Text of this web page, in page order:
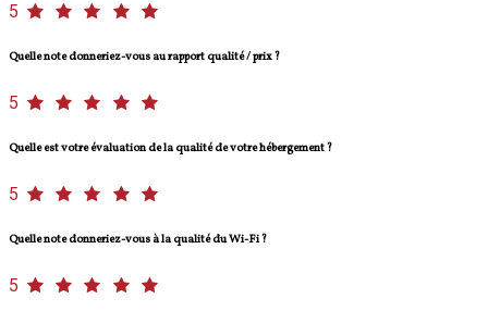
5
Quelle note donneriez-vous au rapport qualité / prix ?
5
Quelle est votre évaluation de la qualité de votre hébergement ?
5
Quelle note donneriez-vous à la qualité du Wi-Fi ?
5